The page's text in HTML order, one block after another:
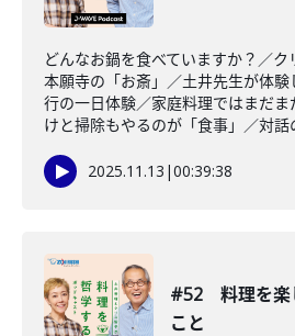
どんなお鍋を食べていますか？／
本願寺の「お斎」／土井先生が体
行の一日体験／家庭料理ではまだ
けと掃除もやるのが「食事」／対話
2025.11.13 |00:39:38
#52 料理を楽
こと